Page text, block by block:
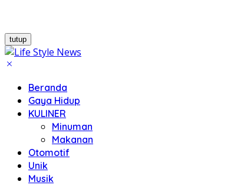
tutup
Beranda
Gaya Hidup
KULINER
Minuman
Makanan
Otomotif
Unik
Musik